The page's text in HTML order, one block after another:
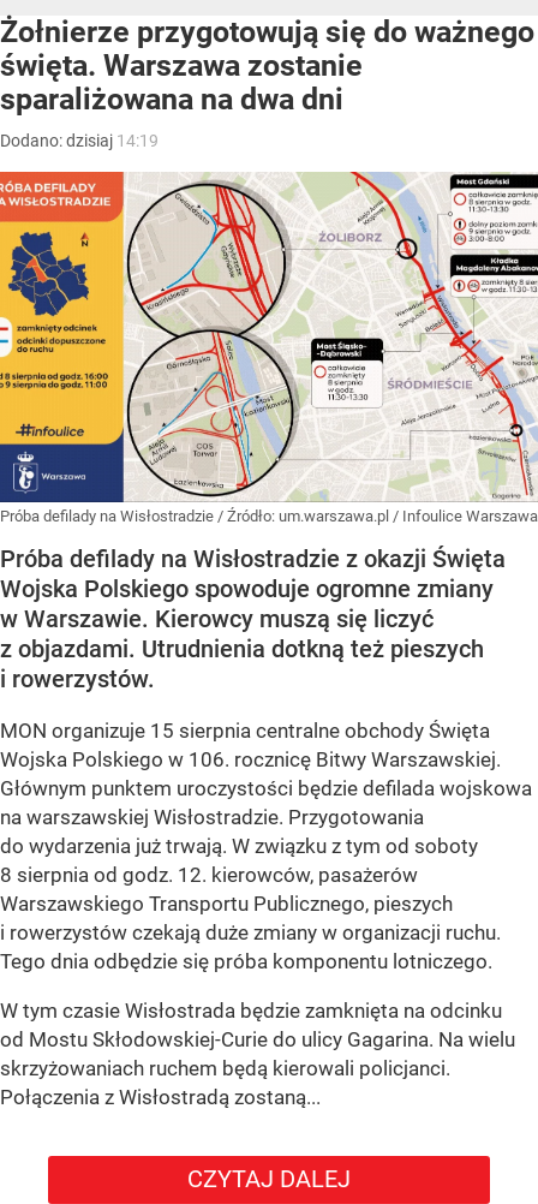
Żołnierze przygotowują się do ważnego
święta. Warszawa zostanie
sparaliżowana na dwa dni
Dodano:dzisiaj 14:19
Próba defilady na Wisłostradzie / Źródło: um.warszawa.pl / Infoulice Warszawa
Próba defilady na Wisłostradzie z okazji Święta
Wojska Polskiego spowoduje ogromne zmiany
w Warszawie. Kierowcy muszą się liczyć
z objazdami. Utrudnienia dotkną też pieszych
i rowerzystów.
MON organizuje 15 sierpnia centralne obchody Święta
Wojska Polskiego w 106. rocznicę Bitwy Warszawskiej.
Głównym punktem uroczystości będzie defilada wojskowa
na warszawskiej Wisłostradzie. Przygotowania
do wydarzenia już trwają. W związku z tym od soboty
8 sierpnia od godz. 12. kierowców, pasażerów
Warszawskiego Transportu Publicznego, pieszych
i rowerzystów czekają duże zmiany w organizacji ruchu.
Tego dnia odbędzie się próba komponentu lotniczego.
W tym czasie Wisłostrada będzie zamknięta na odcinku
od Mostu Skłodowskiej-Curie do ulicy Gagarina. Na wielu
skrzyżowaniach ruchem będą kierowali policjanci.
Połączenia z Wisłostradą zostaną...
CZYTAJ DALEJ